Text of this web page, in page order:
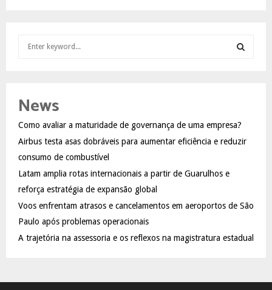
h
o
r
:
R
News
Como avaliar a maturidade de governança de uma empresa?
Airbus testa asas dobráveis para aumentar eficiência e reduzir
consumo de combustível
Latam amplia rotas internacionais a partir de Guarulhos e
reforça estratégia de expansão global
Voos enfrentam atrasos e cancelamentos em aeroportos de São
Paulo após problemas operacionais
A trajetória na assessoria e os reflexos na magistratura estadual